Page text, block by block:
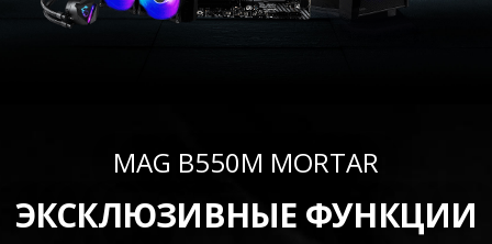
MAG B550M MORTAR
ЭКСКЛЮЗИВНЫЕ ФУНКЦИИ